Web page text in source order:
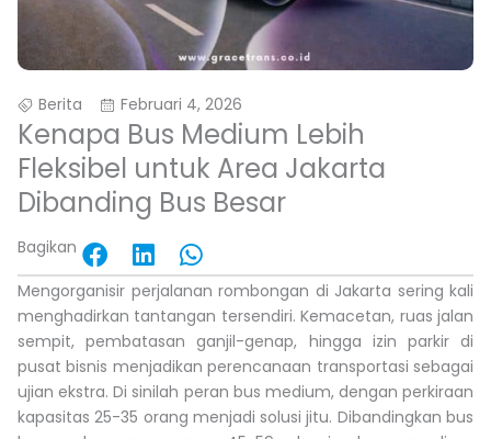
Berita Februari 4, 2026
Kenapa Bus Medium Lebih
Fleksibel untuk Area Jakarta
Dibanding Bus Besar
Bagikan Share
on
facebook
Share
on
linkedin
Share
on
whatsapp
Mengorganisir perjalanan rombongan di Jakarta sering kali
menghadirkan tantangan tersendiri. Kemacetan, ruas jalan
sempit, pembatasan ganjil-genap, hingga izin parkir di
pusat bisnis menjadikan perencanaan transportasi sebagai
ujian ekstra. Di sinilah peran bus medium, dengan perkiraan
kapasitas 25-35 orang menjadi solusi jitu. Dibandingkan bus